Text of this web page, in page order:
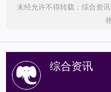
未经允许不得转载： 综合资讯
综合资讯